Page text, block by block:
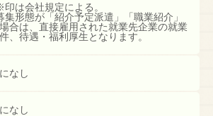
は会社規定による。
集形態が「紹介予定派遣」「職業紹介」
合は、直接雇用された就業先企業の就業
、待遇・福利厚生となります。
なし
なし